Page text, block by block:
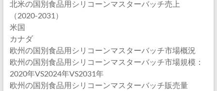
北米の国別食品用シリコーンマスターバッチ売上
（2020-2031）
米国
カナダ
欧州の国別食品用シリコーンマスターバッチ市場概況
欧州の国別食品用シリコーンマスターバッチ市場規模：
2020年VS2024年VS2031年
欧州の国別食品用シリコーンマスターバッチ販売量